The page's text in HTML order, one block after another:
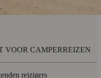
VOOR CAMPERREIZEN
reizigers